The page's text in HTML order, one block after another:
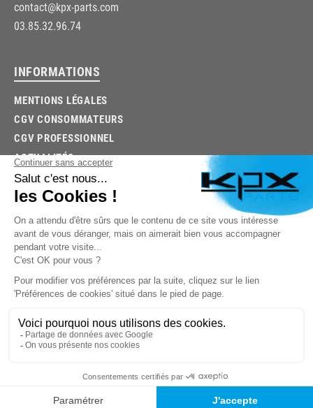
03.85.32.96.74
© 2026 -KPX PARTS- SITE CRÉÉ PARLET'S CLIC
contact@kpx-parts.com
03.85.32.96.74
INFORMATIONS
MENTIONS LÉGALES
CGV CONSOMMATEURS
CGV PROFESSIONNEL
ACTUALITÉS
TROUVEZ LA BONNE PIÈCE RAPIDEMENT
03.85.32.96.74